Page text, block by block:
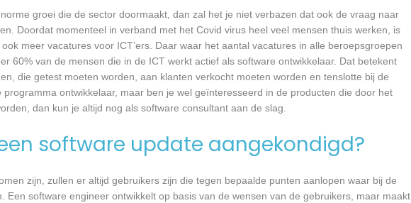
groei die de sector doormaakt, dan zal het je niet verbazen dat ook de vraag naar
Doordat momenteel in verband met het Covid virus heel veel mensen thuis werken, is
meer vacatures voor ICT’ers. Daar waar het aantal vacatures in alle beroepsgroepen
60% van de mensen die in de ICT werkt actief als software ontwikkelaar. Dat betekent
die getest moeten worden, aan klanten verkocht moeten worden en tenslotte bij de
ontwikkelaar, maar ben je wel geïnteresseerd in de producten die door het
dan kun je altijd nog als software consultant aan de slag.
software update aangekondigd?
zijn, zullen er altijd gebruikers zijn die tegen bepaalde punten aanlopen waar bij de
Een software engineer ontwikkelt op basis van de wensen van de gebruikers, maar maakt